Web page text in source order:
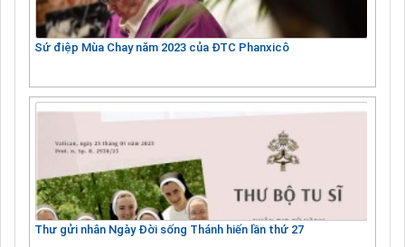
Sứ điệp Mùa Chay năm 2023 của ĐTC Phanxicô
Thư gửi nhân Ngày Đời sống Thánh hiến lần thứ 27